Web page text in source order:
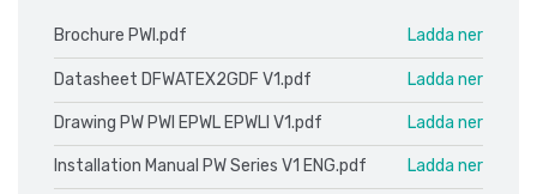
Brochure PWI.pdf Ladda ner
Datasheet DFWATEX2GDF V1.pdf Ladda ner
Drawing PW PWI EPWL EPWLI V1.pdf Ladda ner
Installation Manual PW Series V1 ENG.pdf Ladda ner